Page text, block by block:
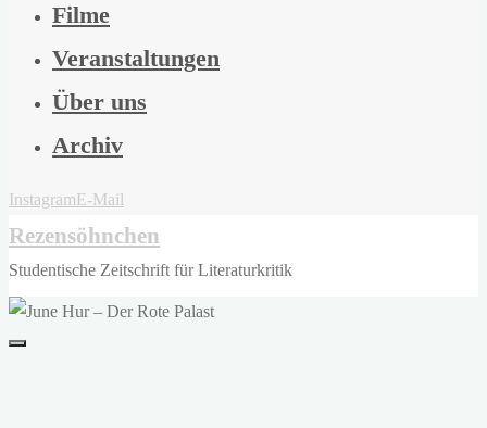
Filme
Veranstaltungen
Über uns
Archiv
InstagramE-Mail
Rezensöhnchen
Studentische Zeitschrift für Literaturkritik